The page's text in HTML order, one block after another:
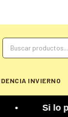
INVIERNO
pensás